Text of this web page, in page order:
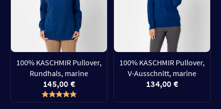
100% KASCHMIR Pullover,
Rundhals, marine
145,00 €
100% KASCHMIR Pullover,
V-Ausschnitt, marine
134,00 €